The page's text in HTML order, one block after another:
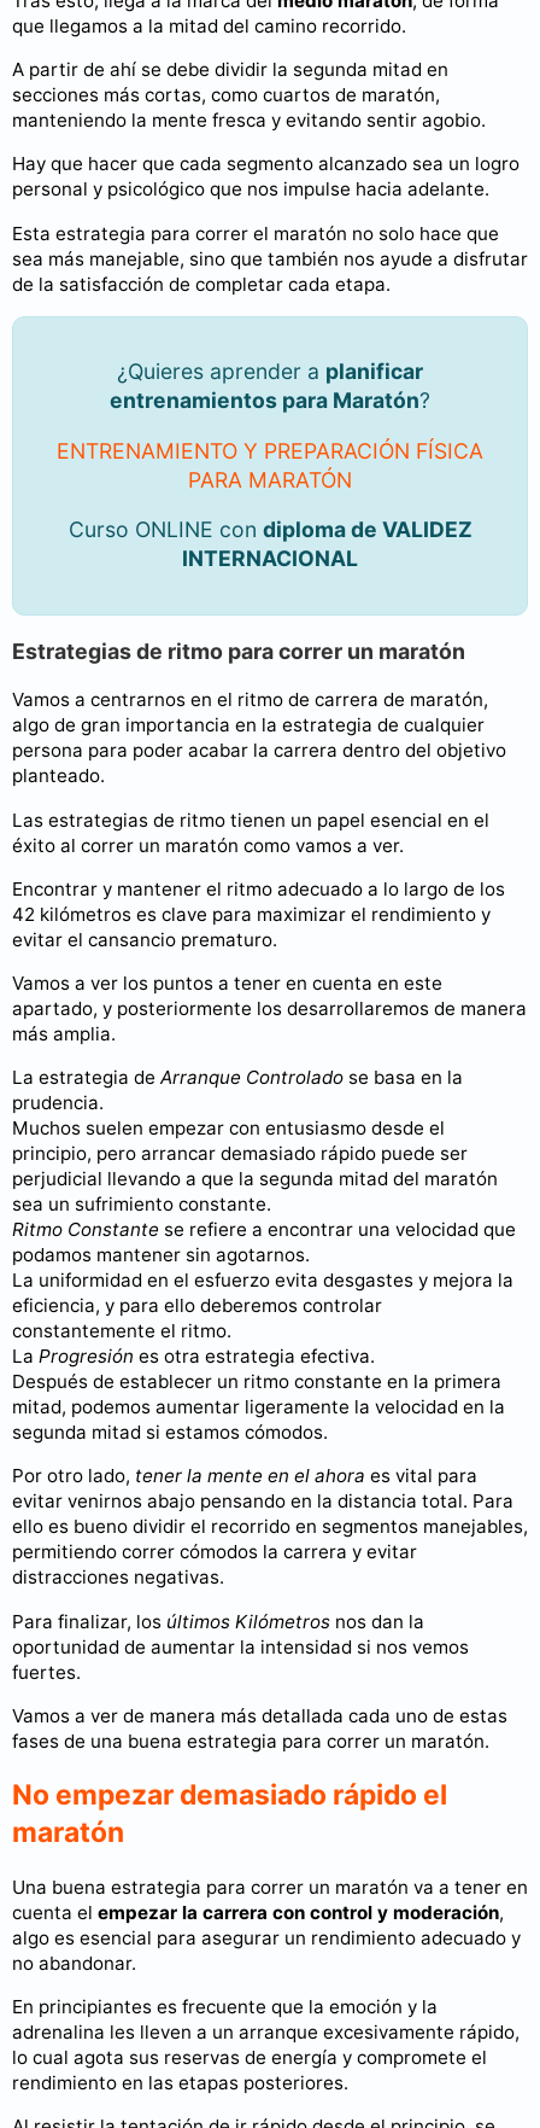
que llegamos a la mitad del camino recorrido.
A partir de ahí se debe dividir la segunda mitad en
secciones más cortas, como cuartos de maratón,
manteniendo la mente fresca y evitando sentir agobio.
Hay que hacer que cada segmento alcanzado sea un logro
personal y psicológico que nos impulse hacia adelante.
Esta estrategia para correr el maratón no solo hace que
sea más manejable, sino que también nos ayude a disfrutar
de la satisfacción de completar cada etapa.
¿Quieres aprender a planificar
entrenamientos para Maratón?
ENTRENAMIENTO Y PREPARACIÓN FÍSICA
PARA MARATÓN
Curso ONLINE con diploma de VALIDEZ
INTERNACIONAL
Estrategias de ritmo para correr un maratón
Vamos a centrarnos en el ritmo de carrera de maratón,
algo de gran importancia en la estrategia de cualquier
persona para poder acabar la carrera dentro del objetivo
planteado.
Las estrategias de ritmo tienen un papel esencial en el
éxito al correr un maratón como vamos a ver.
Encontrar y mantener el ritmo adecuado a lo largo de los
42 kilómetros es clave para maximizar el rendimiento y
evitar el cansancio prematuro.
Vamos a ver los puntos a tener en cuenta en este
apartado, y posteriormente los desarrollaremos de manera
más amplia.
La estrategia de Arranque Controlado se basa en la
prudencia.
Muchos suelen empezar con entusiasmo desde el
principio, pero arrancar demasiado rápido puede ser
perjudicial llevando a que la segunda mitad del maratón
sea un sufrimiento constante.
Ritmo Constante se refiere a encontrar una velocidad que
podamos mantener sin agotarnos.
La uniformidad en el esfuerzo evita desgastes y mejora la
eficiencia, y para ello deberemos controlar
constantemente el ritmo.
La Progresión es otra estrategia efectiva.
Después de establecer un ritmo constante en la primera
mitad, podemos aumentar ligeramente la velocidad en la
segunda mitad si estamos cómodos.
Por otro lado, tener la mente en el ahora es vital para
evitar venirnos abajo pensando en la distancia total. Para
ello es bueno dividir el recorrido en segmentos manejables,
permitiendo correr cómodos la carrera y evitar
distracciones negativas.
Para finalizar, los últimos Kilómetros nos dan la
oportunidad de aumentar la intensidad si nos vemos
fuertes.
Vamos a ver de manera más detallada cada uno de estas
fases de una buena estrategia para correr un maratón.
No empezar demasiado rápido el
maratón
Una buena estrategia para correr un maratón va a tener en
cuenta el empezar la carrera con control y moderación,
algo es esencial para asegurar un rendimiento adecuado y
no abandonar.
En principiantes es frecuente que la emoción y la
adrenalina les lleven a un arranque excesivamente rápido,
lo cual agota sus reservas de energía y compromete el
rendimiento en las etapas posteriores.